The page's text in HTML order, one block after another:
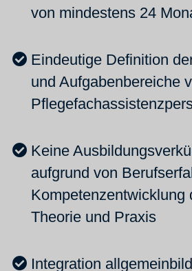
von mindestens 24
Eindeutige Definition
und Aufgabenbereiche
Keine
aufgrund von
Kompetenzentwicklung
Theorie und Praxis
Integration